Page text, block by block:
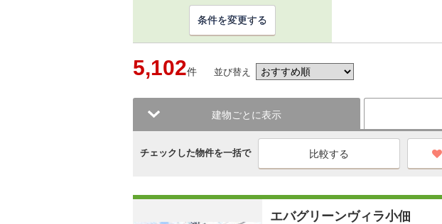
条件を変更する
5,102件 並び替え
建物ごとに表示
チェックした物件を一括で
エバグリーンヴィラ小佃